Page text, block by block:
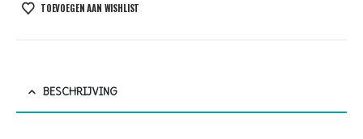
TOEVOEGEN AAN WISHLIST
BESCHRIJVING